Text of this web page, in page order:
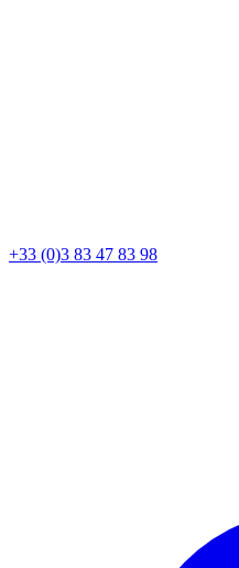
+33 (0)3 83 47 83 98